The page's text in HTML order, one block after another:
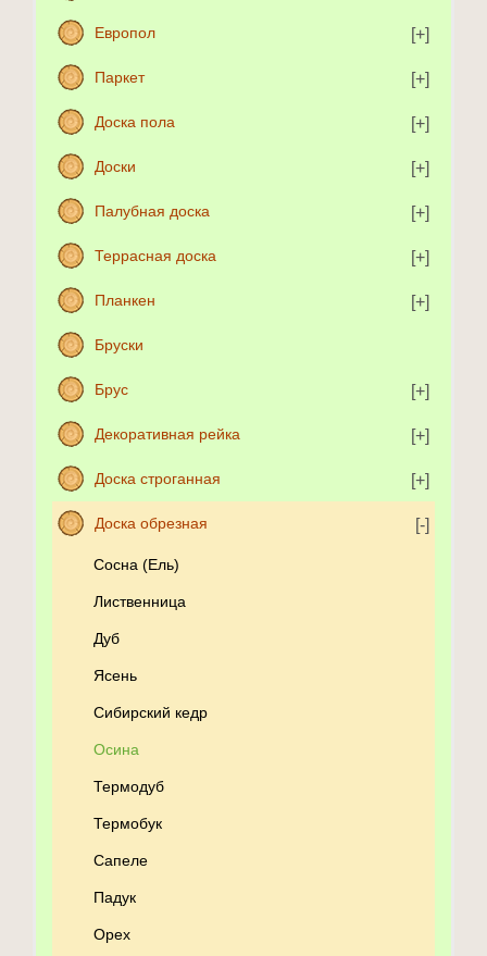
Европол
Паркет
Доска пола
Доски
Палубная доска
Террасная доска
Планкен
Бруски
Брус
Декоративная рейка
Доска строганная
Доска обрезная
Сосна (Ель)
Лиственница
Дуб
Ясень
Сибирский кедр
Осина
Термодуб
Термобук
Сапеле
Падук
Орех